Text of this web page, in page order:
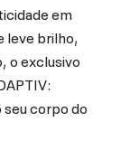
em
leve brilho,
o exclusivo
corpo do